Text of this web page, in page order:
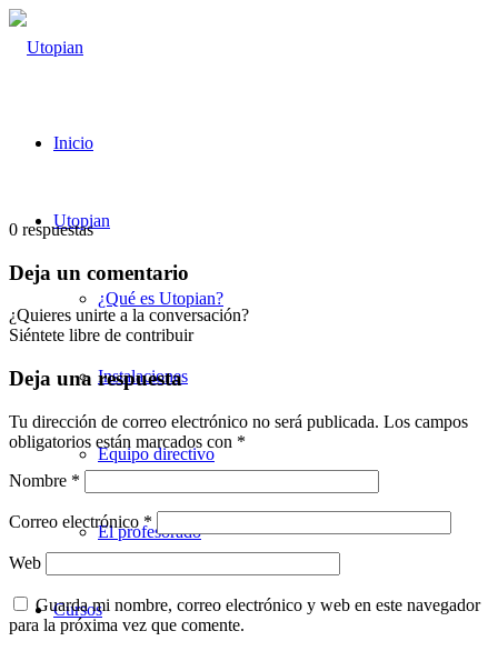
Inicio
Utopian
¿Qué es Utopian?
Instalaciones
Equipo directivo
El profesorado
Cursos
0 respuestas
Deja un comentario
¿Quieres unirte a la conversación?
Siéntete libre de contribuir
Deja una respuesta
Tu dirección de correo electrónico no será publicada. Los campos
obligatorios están marcados con *
Nombre *
Correo electrónico *
Web
Guarda mi nombre, correo electrónico y web en este navegador
para la próxima vez que comente.